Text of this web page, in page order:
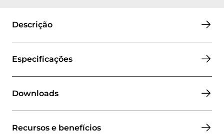
Descrição
Especificações
Downloads
Recursos e benefícios